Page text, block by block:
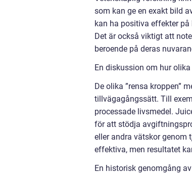
som kan ge en exakt bild
kan ha positiva effekter
Det är också viktigt att
beroende på deras
En diskussion om hur
De olika ”rensa kroppen”
tillvägagångssätt. Till
processade livsmedel.
för att stödja
eller andra vätskor genom
effektiva, men resultatet
En historisk genomgång